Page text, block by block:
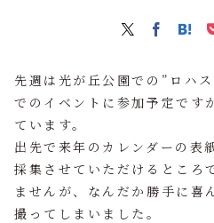
先週は光が丘公園での”ロハ
でのイベントに参加予定です
ています。
出先で来年のカレンダーの表
採集させていただけるところ
ませんが、なんだか勝手に喜
撮ってしまいました。